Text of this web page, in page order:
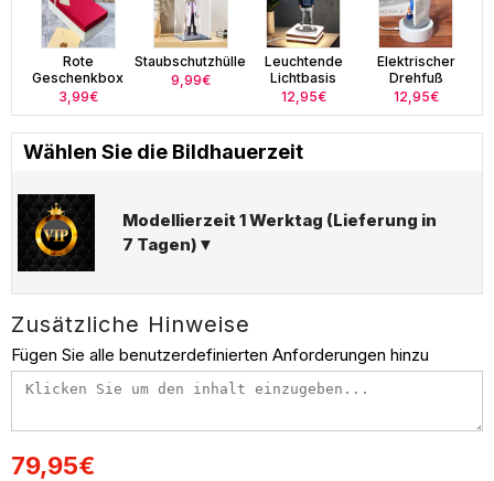
Rote
Geschenkbox
3,99€
Staubschutzhülle
9,99€
Leuchtende
Lichtbasis
12,95€
Elektrischer
Drehfuß
12,95€
Wählen Sie die Bildhauerzeit
Modellierzeit 1 Werktag (Lieferung in
7 Tagen)▼
Zusätzliche Hinweise
Fügen Sie alle benutzerdefinierten Anforderungen hinzu
79,95€